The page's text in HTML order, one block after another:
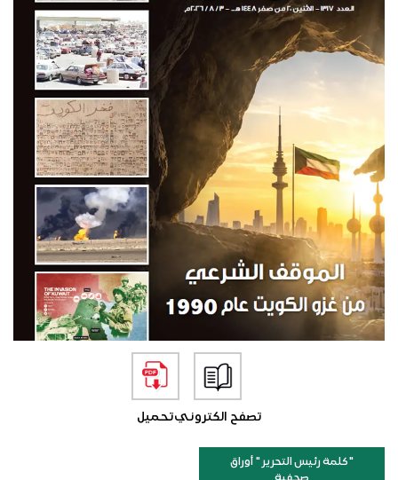
تصفح الكترونيتحميل
"كلمة رئيس التحرير " أوراق